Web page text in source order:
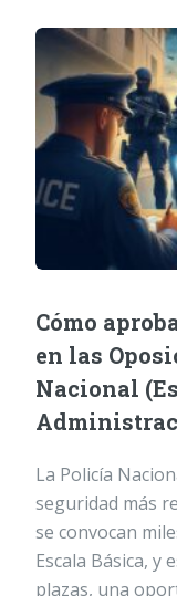
Cómo
en las
Nacional
La Policía
seguridad más
se convocan
Escala Básica, y
plazas, una